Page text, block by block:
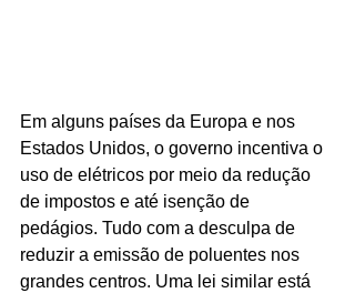
Em alguns países da Europa e nos
Estados Unidos, o governo incentiva o
uso de elétricos por meio da redução
de impostos e até isenção de
pedágios. Tudo com a desculpa de
reduzir a emissão de poluentes nos
grandes centros. Uma lei similar está